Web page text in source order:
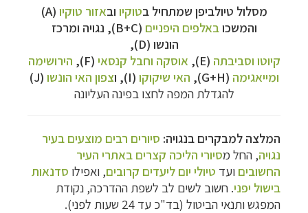
מסלול טיולביפן שמתחיל בטוקיו ובאזור טוקיו
(A)
והמשכובאלפים היפניים (B+C),
נגויה ומרכז
הונשו (D),
קיוטו וסביבתה (E), אוסקה וחבל קנסאי (F),
הירושימה
ומייאגימה (G+H), האי שיקוקו (I), ו צפון האי הונשו (J)
להגדלת המפה לחצו בפינה העליונה
המלצה למבקרים בנגויה: סיורים רבים מוצעים בעיר
נגויה, החל מסיורי הליכה קצרים באתרי העיר
החשובים ועד טיולי יום ליעדים קרובים, ואפילו סדנאות
בישול יפני. חשוב לשים לב לשפת ההדרכה, נקודת
המפגש ותנאי הביטול (בד"כ עד 24 שעות לפני).